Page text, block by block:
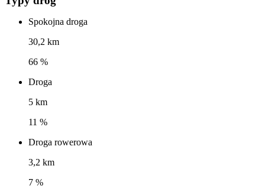
Spokojna droga
30,2 km
66 %
Droga
5 km
11 %
Droga rowerowa
3,2 km
7 %